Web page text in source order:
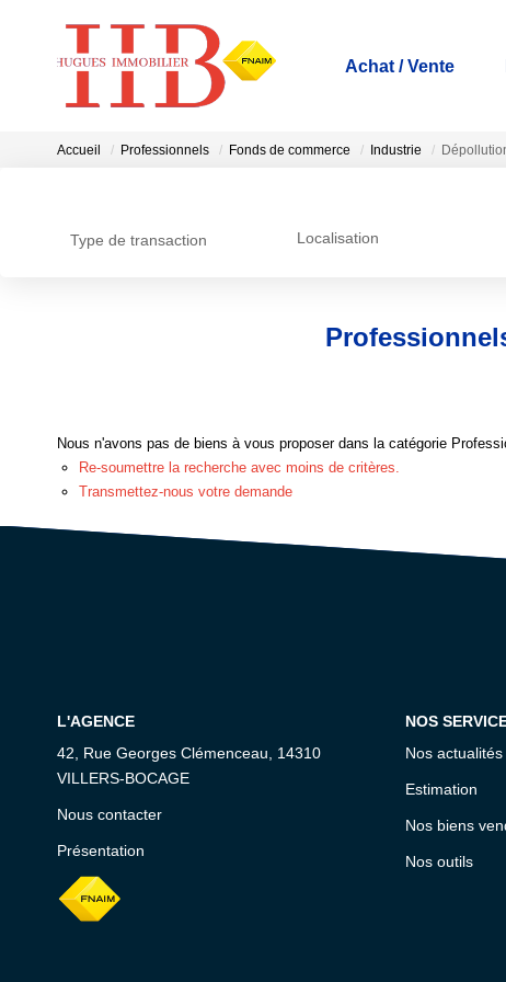
Achat / Vente
Accueil Professionnels Fonds de commerce Industrie
Type de transaction Localisation
Nous n'avons pas de biens à vous proposer dans la catégorie
Re-soumettre la recherche avec moins de critères.
Transmettez-nous votre demande
L'AGENCE
42, Rue Georges Clémenceau, 14310
VILLERS-BOCAGE
Nous contacter
Présentation
NOS
Nos actualités
Estimation
Nos biens
Nos outils